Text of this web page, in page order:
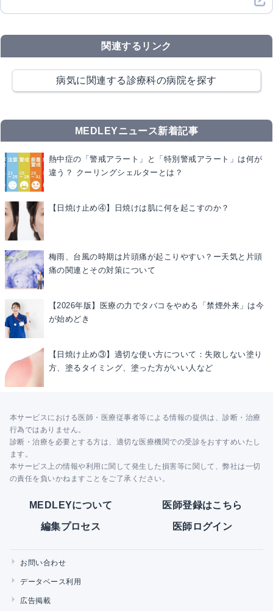
関連するリンク
病気に関連する診療科の病院を探す
MEDLEYニュース新着記事
熱中症の「警戒アラート」と「特別警戒アラート」は何が
違う？ クーリングシェルターとは？
【日焼け止め④】日焼けは肌に何を起こすのか？
梅雨、台風の時期は片頭痛が起こりやすい？ー天気と片頭
痛の関連とその対策について
【2026年版】医療の力でタバコをやめる「禁煙外来」は今
が始めどき
【日焼け止め③】適切な使い方について：失敗しない塗り
方、塗るタイミング、塗った方がいい人など
本サービスにおける医師・医療従事者等による情報の提供は、診断・治療
行為ではありません。
診断・治療を必要とする方は、適切な医療機関での受診をおすすめいたし
ます。
本サービス上の情報や利用に関して発生した損害等に関して、弊社は一切
の責任を負いかねますことをご了承ください。
MEDLEYについて 医師登録はこちら
編集プロセス 医師ログイン
お問い合わせ
データベース利用
広告掲載